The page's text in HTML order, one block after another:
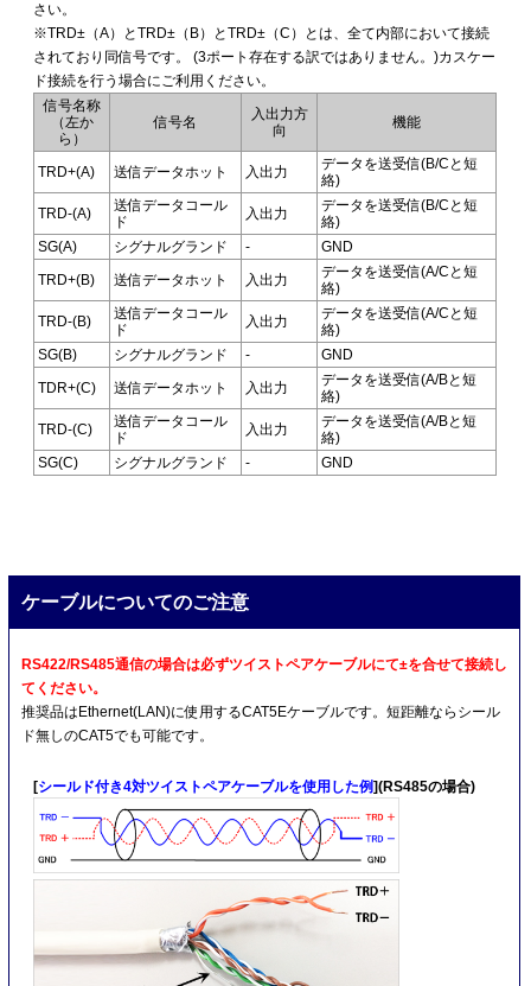
さい。
※TRD±（A）とTRD±（B）とTRD±（C）とは、全て内部において接続
されており同信号です。 (3ポート存在する訳ではありません。)カスケー
ド接続を行う場合にご利用ください。
信号名称
（左か
ら）
信号名
入出力方
向
機能
TRD+(A) 送信データホット 入出力
データを送受信(B/Cと短
絡)
TRD-(A)
送信データコール
ド
入出力
データを送受信(B/Cと短
絡)
SG(A)
シグナルグランド -
GND
TRD+(B)
送信データホット 入出力
データを送受信(A/Cと短
絡)
TRD-(B)
送信データコール
ド
入出力
データを送受信(A/Cと短
絡)
SG(B)
シグナルグランド -
GND
TDR+(C)
送信データホット 入出力
データを送受信(A/Bと短
絡)
TRD-(C)
送信データコール
ド
入出力
データを送受信(A/Bと短
絡)
SG(C)
シグナルグランド - GND
ケーブルについてのご注意
RS422/RS485通信の場合は必ずツイストペアケーブルにて±を合せて接続し
てください。
推奨品はEthernet(LAN)に使用するCAT5Eケーブルです。短距離ならシール
ド無しのCAT5でも可能です。
[シールド付き4対ツイストペアケーブルを使用した例](RS485の場合)